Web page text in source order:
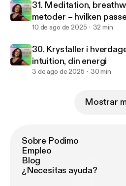
31. Meditation,
metoder – hvilken
10 de ago de 2025 32 min
30. Krystaller i
intuition, din energi
3 de ago de 2025 30 min
Mostrar
Sobre Podimo
Empleo
Blog
¿Necesitas ayuda?